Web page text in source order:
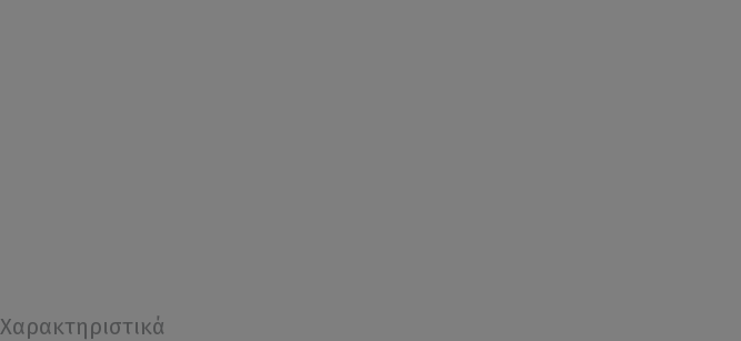
Χαρακτηριστικά